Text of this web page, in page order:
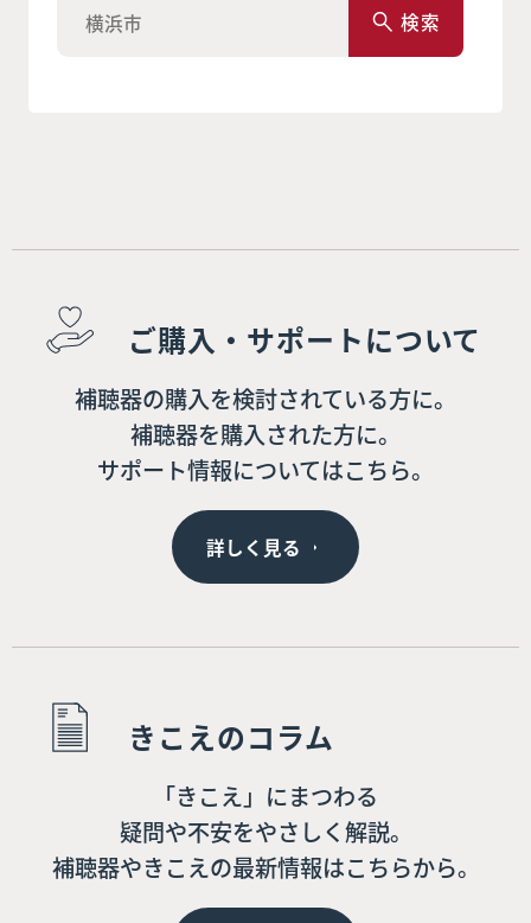
検索
ご購入・サポートについて
補聴器の購入を検討されている方に。
補聴器を購入された方に。
サポート情報についてはこちら。
詳しく見る
きこえのコラム
「きこえ」にまつわる
疑問や不安をやさしく解説。
補聴器やきこえの最新情報はこちらから。